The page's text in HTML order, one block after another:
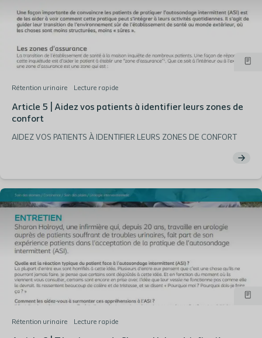
Rétention urinaire Lecture rapide
Article 5 | Aidez vos patients à identifier leurs zones de
confort
AIDEZ VOS PATIENTS À IDENTIFIER LEURS ZONES DE CONFORT
Rétention urinaire Lecture rapide